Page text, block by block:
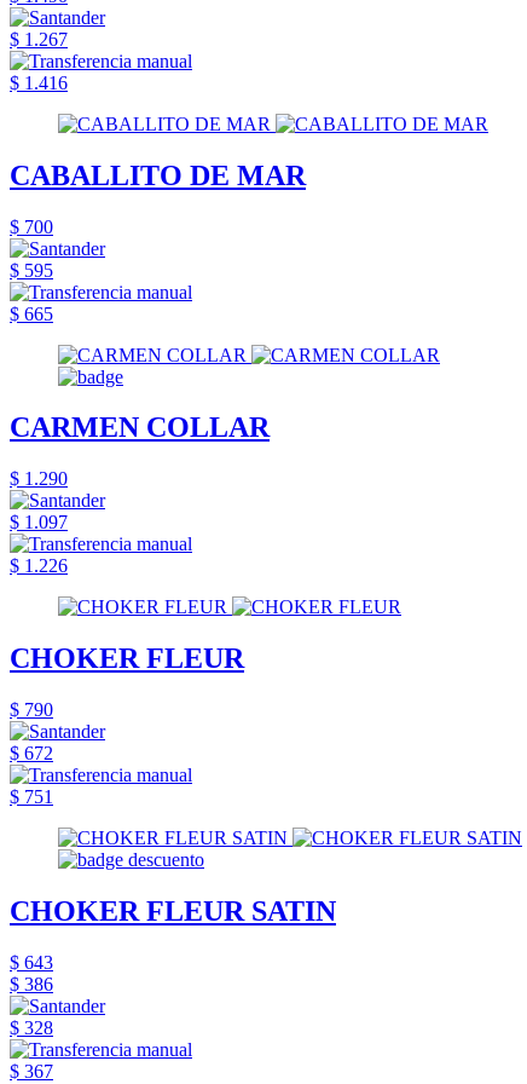
$ 1.267
$ 1.416
CABALLITO DE MAR
$ 700
$ 595
$ 665
CARMEN COLLAR
$ 1.290
$ 1.097
$ 1.226
CHOKER FLEUR
$ 790
$ 672
$ 751
CHOKER FLEUR SATIN
$ 643
$ 386
$ 328
$ 367